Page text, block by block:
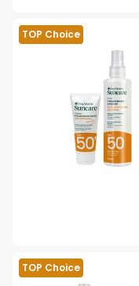
TOP Choice
TOP Choice